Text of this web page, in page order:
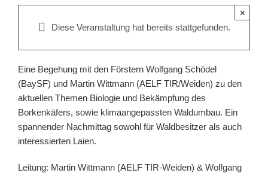
Diese Veranstaltung hat bereits stattgefunden.
×
Eine Begehung mit den Förstern Wolfgang Schödel
(BaySF) und Martin Wittmann (AELF TIR/Weiden) zu den
aktuellen Themen Biologie und Bekämpfung des
Borkenkäfers, sowie klimaangepassten Waldumbau. Ein
spannender Nachmittag sowohl für Waldbesitzer als auch
interessierten Laien.
Leitung: Martin Wittmann (AELF TIR-Weiden) & Wolfgang